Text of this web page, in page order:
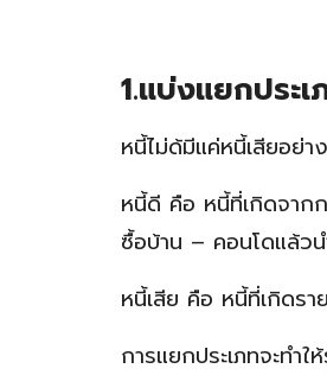
1.แบ่งแยกประ
หนี้ไม่ด้มีแค่หนี้เสียอย่
หนี้ดี คือ หนี้ที่เกิดจากก
ซื้อบ้าน – คอนโดแล้วน
หนี้เสีย คือ หนี้ที่เกิดรา
การแยกประเภทจะทำ